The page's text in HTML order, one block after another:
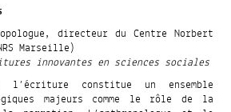
directeur du Centre Norbert
Marseille)
innovantes en sciences sociales
constitue un ensemble
majeurs comme le rôle de la